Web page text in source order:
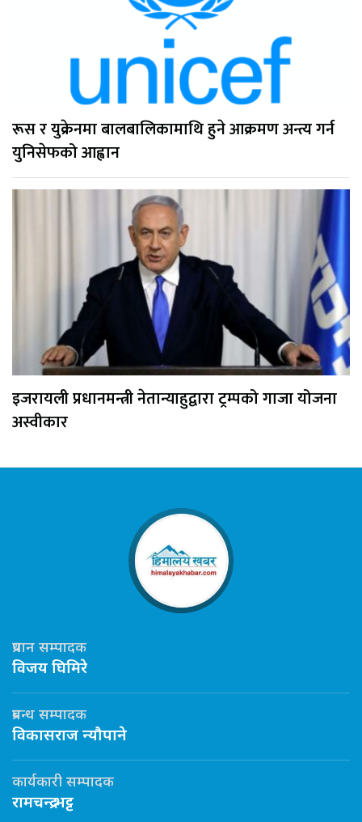
रूस र युक्रेनमा बालबालिकामाथि हुने आक्रमण अन्त्य गर्न
युनिसेफको आह्वान
इजरायली प्रधानमन्त्री नेतान्याहुद्वारा ट्रम्पको गाजा योजना
अस्वीकार
प्रधान सम्पादक
विजय घिमिरे
प्रबन्ध सम्पादक
विकासराज न्यौपाने
कार्यकारी सम्पादक
रामचन्द्र भट्ट